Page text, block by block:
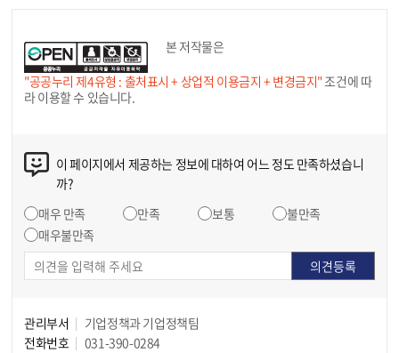
본 저작물은
"공공누리 제4유형 : 출처표시 + 상업적 이용금지 + 변경금지"조건에 따
라 이용할 수 있습니다.
이 페이지에서 제공하는 정보에 대하여 어느 정도 만족하셨습니
까?
매우 만족
만족 보통
불만족
매우불만족
관리부서
기업정책과 기업정책팀
전화번호
031-390-0284